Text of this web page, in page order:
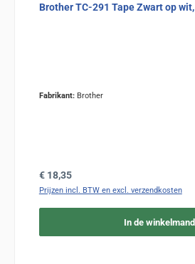
Brother TC-291 Tape Zwart op
Fabrikant: Brother
Normale prijs:
€ 18,35
Prijzen incl. BTW en excl. verzendkosten
In de winkelmand